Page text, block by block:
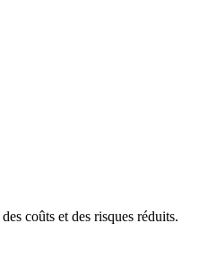
coûts et des risques réduits.